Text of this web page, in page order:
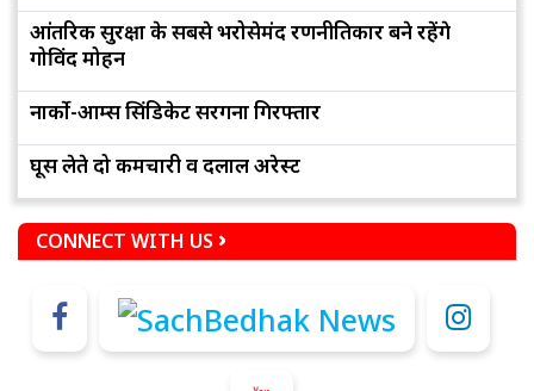
आंतरिक सुरक्षा के सबसे भरोसेमंद रणनीतिकार बने रहेंगे
गोविंद मोहन
नार्को-आर्म्स सिंडिकेट सरगना गिरफ्तार
घूस लेते दो कर्मचारी व दलाल अरेस्ट
CONNECT WITH US